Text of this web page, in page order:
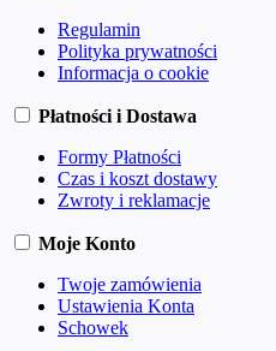
Regulamin
Polityka prywatności
Informacja o cookie
Płatności i Dostawa
Formy Płatności
Czas i koszt dostawy
Zwroty i reklamacje
Moje Konto
Twoje zamówienia
Ustawienia Konta
Schowek